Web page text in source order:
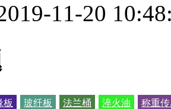
11-20
板 玻纤板 法兰桶 淬火油
称重